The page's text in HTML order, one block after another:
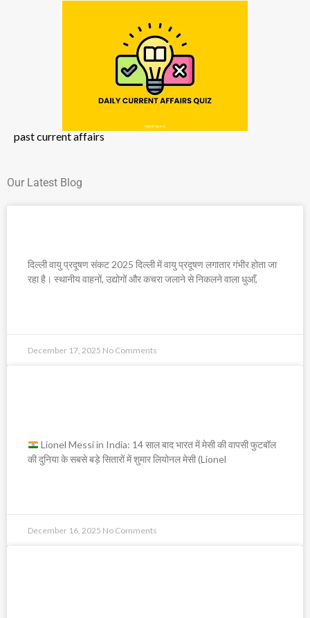
past current affairs
Our Latest Blog
दिल्ली वायु प्रदूषण संकट 2025 दिल्ली में वायु प्रदूषण लगातार गंभीर होता जा
रहा है। स्थानीय वाहनों, उद्योगों और कचरा जलाने से निकलने वाला धुआँ,
December 17, 2025 No Comments
Lionel Messi in India: 14 साल बाद भारत में मेसी की वापसी फुटबॉल
की दुनिया के सबसे बड़े सितारों में शुमार लियोनल मेसी (Lionel
December 16, 2025 No Comments